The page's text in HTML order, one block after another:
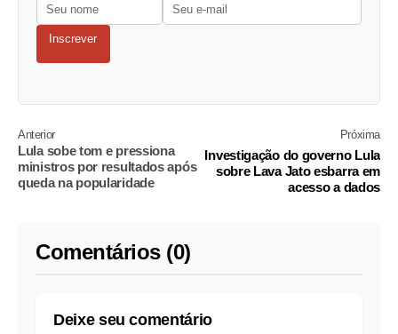
Inscrever
Anterior
Lula sobe tom e pressiona
ministros por resultados após
queda na popularidade
Próxima
Investigação do governo Lula
sobre Lava Jato esbarra em
acesso a dados
Comentários (0)
Deixe seu comentário